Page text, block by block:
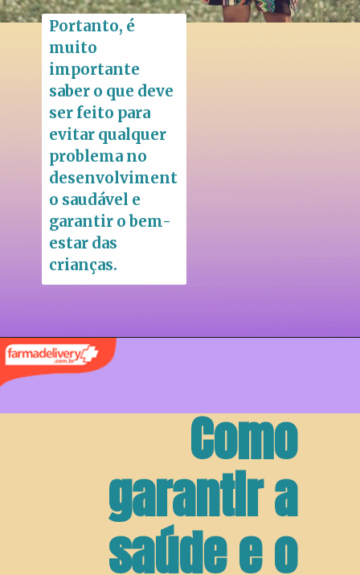
Portanto, é
muito
importante
saber o que deve
ser feito para
evitar qualquer
problema no
desenvolviment
o saudável e
garantir o bem-
estar das
crianças.
Como
garantir a
saúde e o